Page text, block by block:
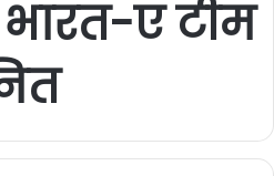
ए टीम